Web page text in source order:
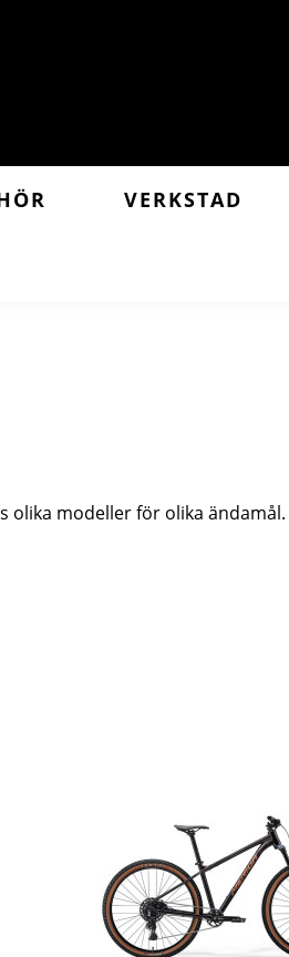
VERKSTAD
olika modeller för olika